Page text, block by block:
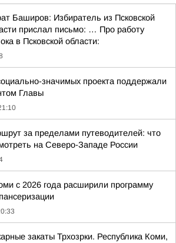
Баширов: Избиратель из Псковской
прислал письмо: … Про работу
в Псковской области:
значимых проекта поддержали
Главы
за пределами путеводителей: что
на Северо-Западе России
с 2026 года расширили программу
закаты Трхозрки. Республика Коми,